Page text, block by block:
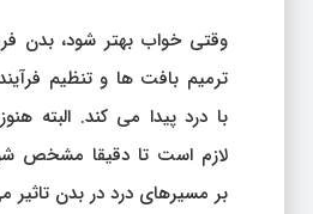
وقتی خواب بهتر شود، بدن
ترمیم بافت ها و تنظیم
با درد پیدا می کند. البته
لازم است تا دقیقا مشخص
بر مسیرهای درد در بدن تاثیر